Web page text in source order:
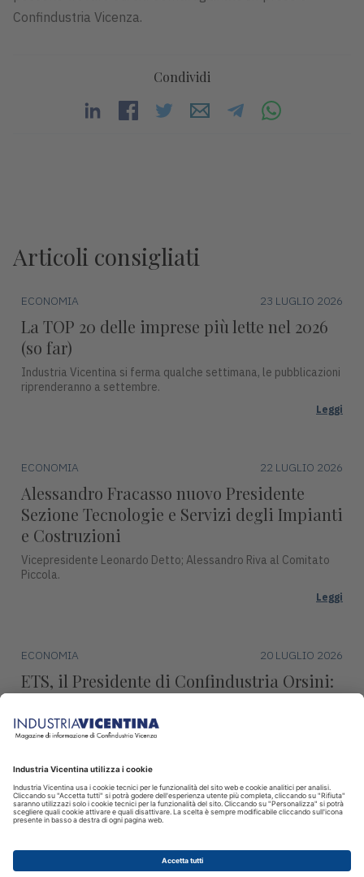
Confindustria Vicenza.
Condividi
Articoli consigliati
ECONOMIA 23 LUGLIO 2026
La TOP 20 delle imprese più lette nel 2026
(so far)
Industria Vicentina si ferma qualche settimana, le pubblicazioni
riprenderanno a settembre.
Leggi
ECONOMIA 22 LUGLIO 2026
Alessandro Fracasso nuovo Presidente
Sezione Tecnologie e Servizi degli Impianti
e Costruzioni
Vicepresidente Leonardo Detto; Alessandro Riva al Comitato
Piccola.
Leggi
ECONOMIA 20 LUGLIO 2026
ETS, il Presidente di Confindustria Orsini:
europea"
l’occupazione e la sovranità europea.
Leggi
© 2026 INDUSTRIA VICENTINA - Editore I.P.I srl, Piazza Castello 3